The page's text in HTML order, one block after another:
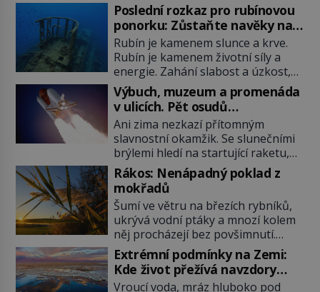
Poslední rozkaz pro rubínovou
ponorku: Zůstaňte navěky na
mořském dně!
Rubín je kamenem slunce a krve.
Rubín je kamenem životní síly a
energie. Zahání slabost a úzkost,
posiluje srdce. Rubín je dobrým
jménem pro neživý stroj, kterému
člověk prokázal čest nezmizet
v tavicí peci a našel mu místo
k poslednímu odpočinku. Je druhá
polovina 50. let minulého století.
Nálože spočítány, umístěny a
odpáleny. Trup ponorky nabírá
vodu […]
Výbuch, muzeum a promenáda
v ulicích. Pět osudů
nejslavnějších raketoplánů
Ani zima nezkazí přítomným
slavnostní okamžik. Se slunečními
brýlemi hledí na startující raketu,
která má do vesmíru vynést kromě
posádky také obyčejnou učitelku.
Po několika sekundách všem
ztuhnou úsměvy, stroj totiž
exploduje. Jejich konstrukce není
z levného kraje, daňové poplatníky
stojí miliardy dolarů. Na druhou
stranu zvládnou jen představitelné
věci. Na malé kousky Název:
Rákos: Nenápadný poklad z
mokřadů
Šumí ve větru na březích rybníků,
ukrývá vodní ptáky a mnozí kolem
něj procházejí bez povšimnutí.
Přesto právě rákos pomáhal stavět
domy, vyrábět lodě, zapisovat první
texty a inspiroval řadu pověstí.
Extrémní podmínky na Zemi:
Kde život přežívá navzdory
všemu
Vroucí voda, mráz hluboko pod